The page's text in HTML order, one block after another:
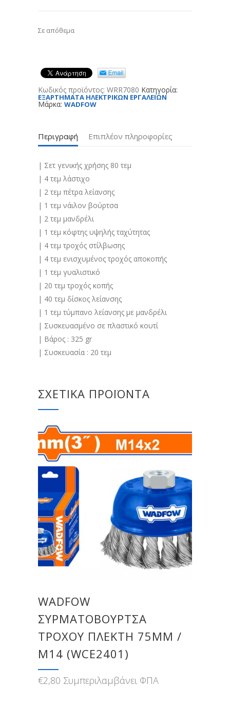
Σε απόθεμα
Κωδικός προϊόντος: WRR7080 Κατηγορία:
ΕΞΑΡΤΗΜΑΤΑ ΗΛΕΚΤΡΙΚΩΝ ΕΡΓΑΛΕΙΩΝ
Μάρκα: WADFOW
Περιγραφή Επιπλέον πληροφορίες
| Σετ γενικής χρήσης 80 τεμ
| 4 τεμ λάστιχο
| 2 τεμ πέτρα λείανσης
| 1 τεμ νάιλον βούρτσα
| 2 τεμ μανδρέλι
| 1 τεμ κόφτης υψηλής ταχύτητας
| 4 τεμ τροχός στίλβωσης
| 4 τεμ ενισχυμένος τροχός αποκοπής
| 1 τεμ γυαλιστικό
| 20 τεμ τροχός κοπής
| 40 τεμ δίσκος λείανσης
| 1 τεμ τύμπανο λείανσης με μανδρέλι
| Συσκευασμένο σε πλαστικό κουτί
| Βάρος : 325 gr
| Συσκευασία : 20 τεμ
ΣΧΕΤΙΚΆ ΠΡΟΪΌΝΤΑ
WADFOW
ΣΥΡΜΑΤΟΒΟΥΡΤΣΑ
ΤΡΟΧΟΥ ΠΛΕΚΤΗ 75MM /
M14 (WCE2401)
€2,80 Συμπεριλαμβάνει ΦΠΑ